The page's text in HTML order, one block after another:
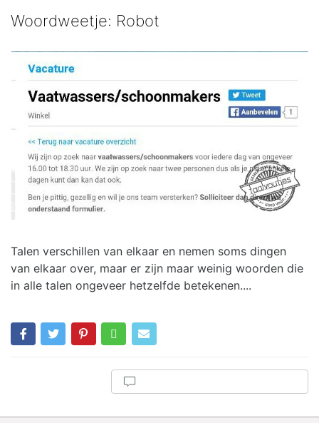
Woordweetje: Robot
Talen verschillen van elkaar en nemen soms dingen
van elkaar over, maar er zijn maar weinig woorden die
in alle talen ongeveer hetzelfde betekenen....